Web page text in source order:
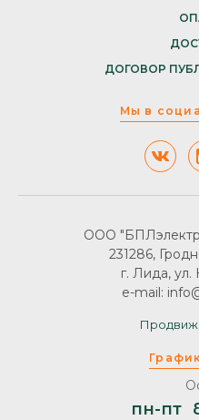
ДОГОВОР
Мы в
пн-пт
ООО
231286,
г. Лида, ул.
e-mail: